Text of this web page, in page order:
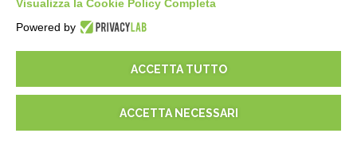
Condizioni del servizio di supporto
Impostazioni cookie
Visualizza la Cookie Policy Completa
Powered by
ACCETTA TUTTO
ACCETTA NECESSARI